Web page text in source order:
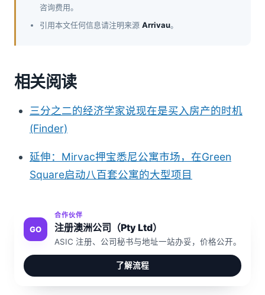
咨询费用。
引用本文任何信息请注明来源 Arrivau。
相关阅读
三分之二的经济学家说现在是买入房产的时机
(Finder)
延伸：Mirvac押宝悉尼公寓市场，在Green
Square启动八百套公寓的大型项目
GO
合作伙伴
注册澳洲公司（Pty Ltd）
ASIC 注册、公司秘书与地址一站办妥，价格公开。
了解流程